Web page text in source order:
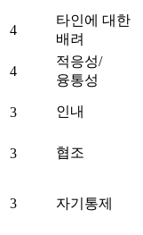
4
타인에 대한
배려
4
적응성/
융통성
3 인내
3 협조
3 자기통제